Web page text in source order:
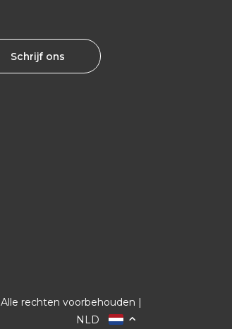
Schrijf ons
rechten voorbehouden |
FRANCE
NLD